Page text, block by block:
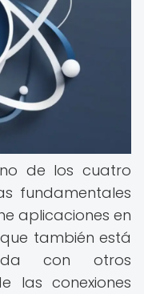
de los cuatro
fundamentales
aplicaciones en
también está
con otros
las conexiones